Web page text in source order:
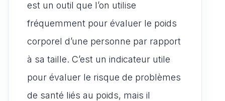
A
p
p
b
o
o
k
o
d
o
n
g
er
est un outil que l’on utilise
fréquemment pour évaluer le poids
corporel d’une personne par rapport
à sa taille. C’est un indicateur utile
pour évaluer le risque de problèmes
de santé liés au poids, mais il